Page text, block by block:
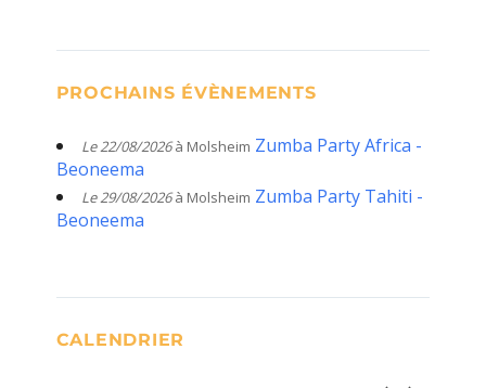
PROCHAINS ÉVÈNEMENTS
Le 22/08/2026à Molsheim Zumba Party Africa -
Beoneema
Le 29/08/2026à Molsheim Zumba Party Tahiti -
Beoneema
CALENDRIER